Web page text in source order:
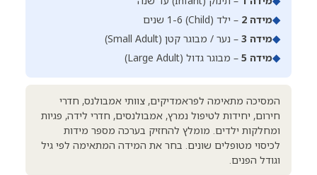
◆מידה 2
– ילד (Child) 1-6 שנים
◆מידה 3
– נער / מבוגר קטן (Small Adult)
◆מידה 5 – מבוגר גדול (Large Adult)
המסיכה מתאימה לפראמדיקים, צוותי אמבולנס, חדרי
חירום, יחידות לטיפול נמרץ, אמבולנסים, חדרי לידה, פגיות
ומחלקות ילדים. מומלץ להחזיק בערכה מספר מידות
לכיסוי מטופלים שונים. בחר את המידה המתאימה לפי גיל
וגודל הפנים.